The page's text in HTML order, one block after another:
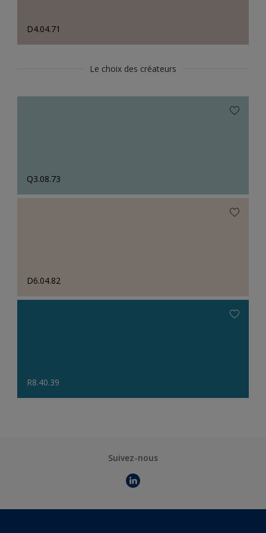
D4.04.71
Le choix des créateurs
Q3.08.73
D6.04.82
R8.40.39
Suivez-nous